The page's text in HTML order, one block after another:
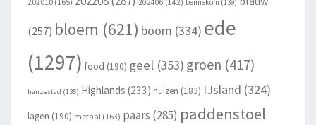
202406 (142) bennekom (139)
(257) bloem (621) boom (334) ede
(1297) food (190) geel (353) groen (417)
hanzestad (135) Highlands (233) huizen (183) IJsland (324)
lagen (190) metaal (163) paars (285) paddenstoel